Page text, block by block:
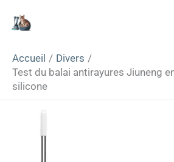
Accueil
Divers
Test du balai antirayures Jiuneng
silicone